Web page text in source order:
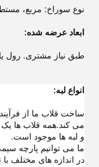
نوع سوراخ: مربع،
ابعاد عرضه شده:
طبق نیاز مشتری. رول
انواع لبه:
ساخت قلاب ما از
می کند.همه قلاب ها یک
و لبه ها موجود است.
ما می توانیم پارچه
در اندازه های مختلف